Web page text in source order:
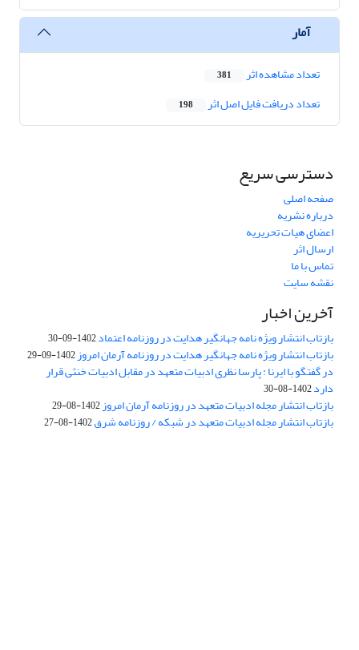
آمار
تعداد مشاهده اثر 381
تعداد دریافت فایل اصل اثر 198
دسترسی سریع
صفحه اصلی
درباره نشریه
اعضای هیات تحریریه
ارسال اثر
تماس با ما
نقشه سایت
آخرین اخبار
بازتاب انتشار ویژه نامه جهانگیر هدایت در روزنامه اعتماد1402-09-30
بازتاب انتشار ویژه نامه جهانگیر هدایت در روزنامه آرمان امروز1402-09-29
در گفتگو با ایرنا : پارسا نظری ادبیات متعهد در مقابل ادبیات خنثی قرار
دارد1402-08-30
بازتاب انتشار مجله ادبیات متعهد در روزنامه آرمان امروز1402-08-29
بازتاب انتشار مجله ادبیات متعهد در شبکه / روزنامه شرق1402-08-27